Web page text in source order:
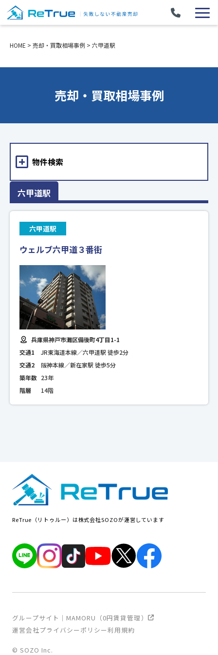
HOME > 売却・買取相場事例 > 六甲道駅
売却・買取相場事例
六甲道駅
六甲道駅
ウェルブ六甲道３番街
兵庫県神戸市灘区備後町4丁目1-1
交通1
JR東海道本線／六甲道駅 徒歩2分
交通2
阪神本線／新在家駅 徒歩5分
築年数 23年
階層
14階
物件検索
ReTrue（リトゥルー）は株式会社SOZOが運営しています
運営会社プライバシーポリシー利用規約
グループサイト｜MAMORU（0円賃貸管理）
© SOZO Inc.